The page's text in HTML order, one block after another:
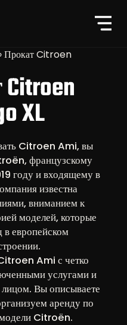
Прокат Citroen
XL
Citroen Ami, вы
французскому
году и входящему в
известна
вниманием к
моделей, которые
в европейском
Ami с четко
услугами и
Вы описываете
аренду по
Citroën.